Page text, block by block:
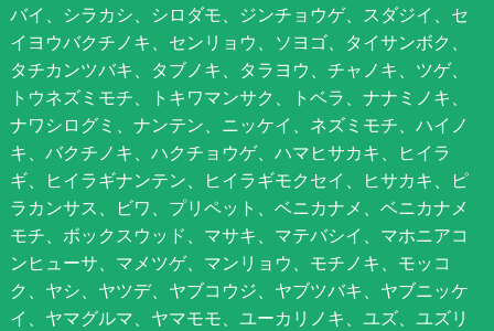
バイ、シラカシ、シロダモ、ジンチョウゲ、スダジイ、セ
イヨウバクチノキ、センリョウ、ソヨゴ、タイサンボク、
タチカンツバキ、タブノキ、タラヨウ、チャノキ、ツゲ、
トウネズミモチ、トキワマンサク、トベラ、ナナミノキ、
ナワシログミ、ナンテン、ニッケイ、ネズミモチ、ハイノ
キ、バクチノキ、ハクチョウゲ、ハマヒサカキ、ヒイラ
ギ、ヒイラギナンテン、ヒイラギモクセイ、ヒサカキ、ピ
ラカンサス、ビワ、プリペット、ベニカナメ、ベニカナメ
モチ、ボックスウッド、マサキ、マテバシイ、マホニアコ
ンヒューサ、マメツゲ、マンリョウ、モチノキ、モッコ
ク、ヤシ、ヤツデ、ヤブコウジ、ヤブツバキ、ヤブニッケ
イ、ヤマグルマ、ヤマモモ、ユーカリノキ、ユズ、ユズリ